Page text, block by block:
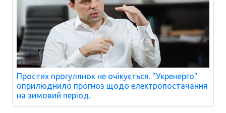
Простих прогулянок не очікується. "Укренерго"
оприлюднило прогноз щодо електропостачання
на зимовий період.